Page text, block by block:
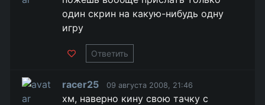
один скрин на какую-нибудь одну
игру
Ответить
racer25 09 августа 2008, 21:46
хм, наверно кину свою тачку с